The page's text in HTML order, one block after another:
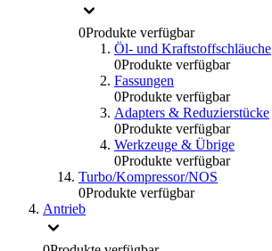
0Produkte verfügbar
Öl- und Kraftstoffschläuche
0Produkte verfügbar
Fassungen
0Produkte verfügbar
Adapters & Reduzierstücke
0Produkte verfügbar
Werkzeuge & Übrige
0Produkte verfügbar
Turbo/Kompressor/NOS
0Produkte verfügbar
Antrieb